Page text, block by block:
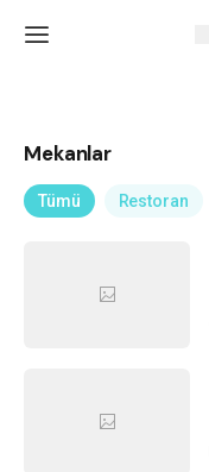
'
Mekanlar
Tümü Restoran